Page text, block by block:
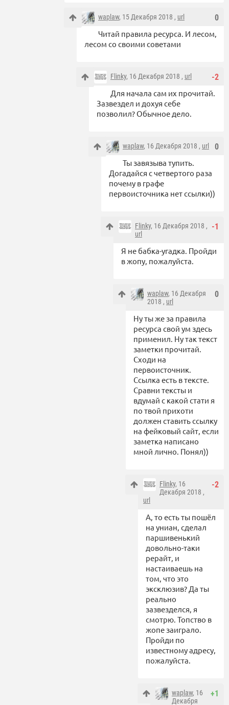
0
waplaw, 15 Декабря 2018 , url
Читай правила ресурса. И лесом,
лесом со своими советами
-2
Flinky, 16 Декабря 2018 , url
Для начала сам их прочитай.
Зазвездел и дохуя себе
позволил? Обычное дело.
0
waplaw, 16 Декабря 2018 , url
Ты завязыва тупить.
Догадайся с четвертого раза
почему в графе
первоисточника нет ссылки))
-1
Flinky, 16 Декабря 2018 ,
url
Я не бабка-угадка. Пройди
в жопу, пожалуйста.
0
waplaw, 16 Декабря
2018 , url
Ну ты же за правила
ресурса свой ум здесь
применил. Ну так текст
заметки прочитай.
Сходи на
первоисточник.
Ссылка есть в тексте.
Сравни тексты и
вдумай с какой стати я
по твой прихоти
должен ставить ссылку
на фейковый сайт, если
заметка написано
мной лично. Понял))
-2
Flinky, 16
Декабря 2018 ,
url
А, то есть ты пошёл
на униан, сделал
паршивенький
довольно-таки
рерайт, и
настаиваешь на
том, что это
эксклюзив? Да ты
реально
зазвезделся, я
смотрю. Топство в
жопе заиграло.
Пройди по
известному адресу,
пожалуйста.
+1
waplaw, 16
Декабря